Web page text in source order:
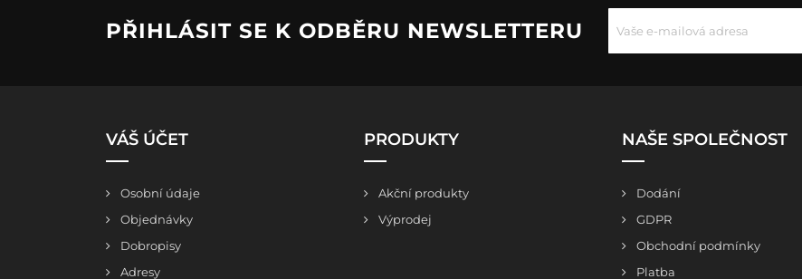
PŘIHLÁSIT SE K ODBĚRU NEWSLETTERU
VÁŠ ÚČET
Osobní údaje
Objednávky
Dobropisy
Adresy
PRODUKTY
Akční produkty
Výprodej
NAŠE SPOLEČNOST
Dodání
GDPR
Obchodní podmínky
Platba